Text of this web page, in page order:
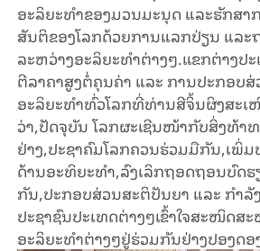
ອະລິຍະທຳຂອງມວນມະນຸດ ແລະຮັກສາ
ສັນຕິຂອງໂລກດ້ວຍການແລກປ່ຽນ ແລ
ລະຫວ່າງອະລິຍະທຳຕ່າງໆ.ແຂກຕ່າງປ
ຕີລາຄາສູງຕໍ່ຄຸນຄ່າ ແລະ ການປະກອບສ່
ອະລິຍະທຳທົ່ວໂລກທີ່ທ່ານສີຈິ້ນຜິງສະເ
ວ່າ,ປັດຈຸບັນ ໂລກຜະເຊີນໜ້າກັບສິ່ງທ້າ
ຢ່າງ,ປະຊາຄົມໂລກຄວນຮ່ວມມືກັນ,ເພິ່
ດ້ານອະທິຍະທຳ,ລົງເລິກຖອດຖອນບົດຮ
ກັນ,ປະກອບສ່ວນສະຕິປັນຍາ ແລະ ກຳລັ
ປະຊາຊົນປະເທດຕ່າງໆເຂົ້າໃຈສະໜິດ
ອະລິຍະທຳຕ່າງໆຢູ່ຮ່ວມກັນຢ່າງປອງດ